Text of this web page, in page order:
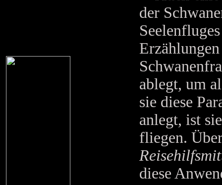
der
ablegt, um
sie diese
anlegt, ist
fliegen.
diese